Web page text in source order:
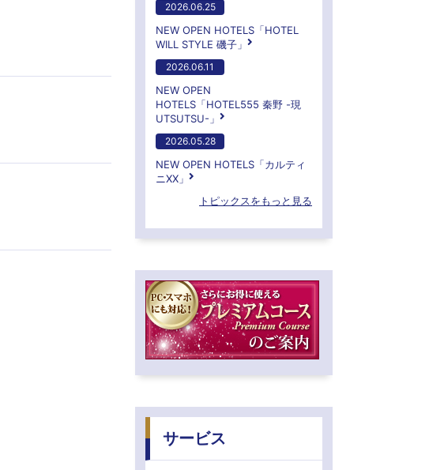
2026.06.25
NEW OPEN HOTELS「HOTEL
WILL STYLE 磯子」
2026.06.11
NEW OPEN
HOTELS「HOTEL555 秦野 -現
UTSUTSU-」
2026.05.28
NEW OPEN HOTELS「カルティ
ニXX」
トピックスをもっと見る
サービス